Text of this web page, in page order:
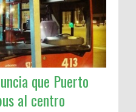
que Puerto
al centro